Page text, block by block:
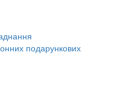
подарункових